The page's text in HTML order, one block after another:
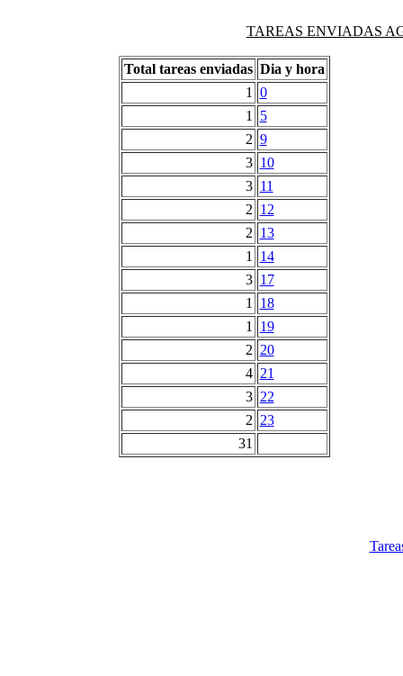
TAREAS ENVIADAS
Total tareas enviadas Dia y hora
1
0
1
5
2 9
3 10
3 11
2 12
2 13
1
14
3 17
1
18
1
19
2 20
4 21
3 22
2 23
31